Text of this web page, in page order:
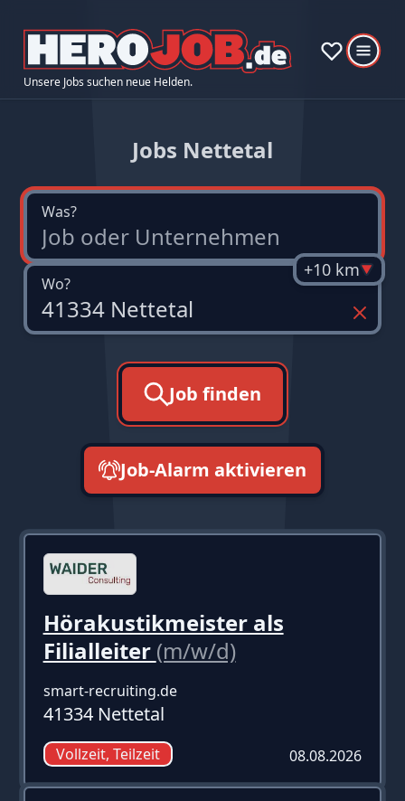
Unsere Jobs suchen neue Helden.
Jobs Nettetal
Was?
Wo?
+10 km
Job finden
Job-Alarm aktivieren
Hörakustikmeister als
Filialleiter (m/w/d)
smart-recruiting.de
41334 Nettetal
Vollzeit, Teilzeit 08.08.2026